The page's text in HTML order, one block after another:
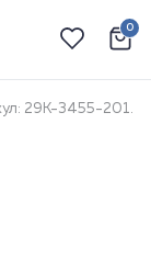
0
29К-3455-201.